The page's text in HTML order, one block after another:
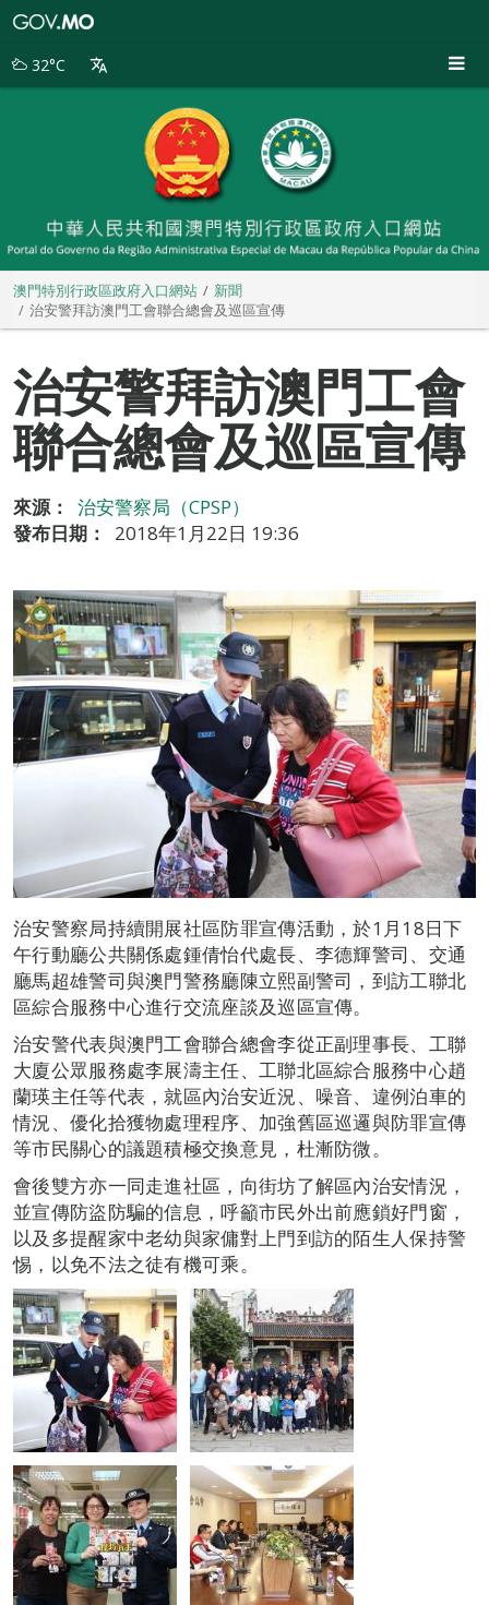
別
32°C
澳門特別行政區政府入口網站
新聞
治安警拜訪澳門工會聯合總會及巡區宣傳
治安警拜訪澳門工會
聯合總會及巡區宣傳
來源：
治安警察局（CPSP）
發布日期：
2018年1月22日 19:36
治安警察局持續開展社區防罪宣傳活動，於1月18日下
午行動廳公共關係處鍾倩怡代處長、李德輝警司、交通
廳馬超雄警司與澳門警務廳陳立熙副警司，到訪工聯北
區綜合服務中心進行交流座談及巡區宣傳。
治安警代表與澳門工會聯合總會李從正副理事長、工聯
大廈公眾服務處李展濤主任、工聯北區綜合服務中心趙
蘭瑛主任等代表，就區內治安近況、噪音、違例泊車的
情況、優化拾獲物處理程序、加強舊區巡邏與防罪宣傳
等市民關心的議題積極交換意見，杜漸防微。
會後雙方亦一同走進社區，向街坊了解區內治安情況，
並宣傳防盜防騙的信息，呼籲市民外出前應鎖好門窗，
以及多提醒家中老幼與家傭對上門到訪的陌生人保持警
惕，以免不法之徒有機可乘。